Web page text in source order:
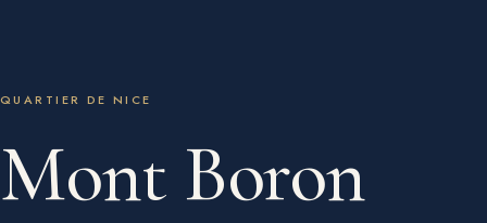
QUARTIER DE NICE
Mont Boron